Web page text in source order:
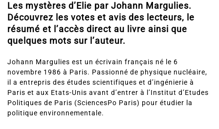
Les mystères d’Elie par Johann Margulies.
Découvrez les votes et avis des lecteurs, le
résumé et l’accès direct au livre ainsi que
quelques mots sur l’auteur.
Johann Margulies est un écrivain français né le 6
novembre 1986 à Paris. Passionné de physique nucléaire,
il a entrepris des études scientifiques et d’ingénierie à
Paris et aux Etats-Unis avant d’entrer à l’Institut d’Etudes
Politiques de Paris (SciencesPo Paris) pour étudier la
politique environnementale.